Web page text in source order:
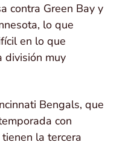
contra Green Bay y
lo que
en lo que
división muy
Bengals, que
con
la tercera